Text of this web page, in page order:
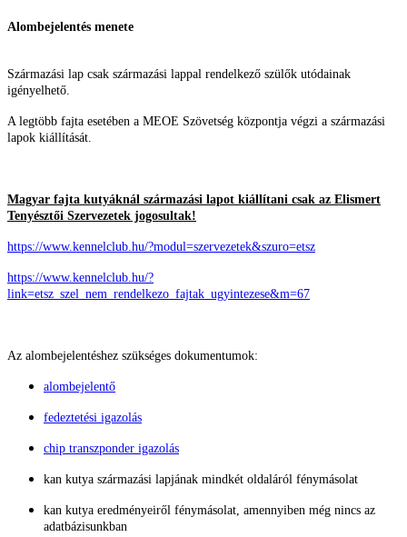
Alombejelentés menete
Származási lap csak származási lappal rendelkező szülők utódainak
igényelhető.
A legtöbb fajta esetében a MEOE Szövetség központja végzi a származási
lapok kiállítását.
Magyar fajta kutyáknál származási lapot kiállítani csak az Elismert
Tenyésztői Szervezetek jogosultak!
https://www.kennelclub.hu/?modul=szervezetek&szuro=etsz
https://www.kennelclub.hu/?
link=etsz_szel_nem_rendelkezo_fajtak_ugyintezese&m=67
Az alombejelentéshez szükséges dokumentumok:
alombejelentő
fedeztetési igazolás
chip transzponder igazolás
kan kutya származási lapjának mindkét oldaláról fénymásolat
kan kutya eredményeiről fénymásolat, amennyiben még nincs az
adatbázisunkban